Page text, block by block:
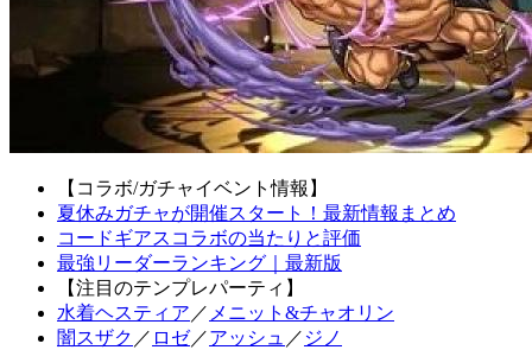
【コラボ/ガチャイベント情報】
夏休みガチャが開催スタート！最新情報まとめ
コードギアスコラボの当たりと評価
最強リーダーランキング｜最新版
【注目のテンプレパーティ】
水着ヘスティア ／ メニット&チャオリン
闇スザク ／ ロゼ／アッシュ ／ ジノ